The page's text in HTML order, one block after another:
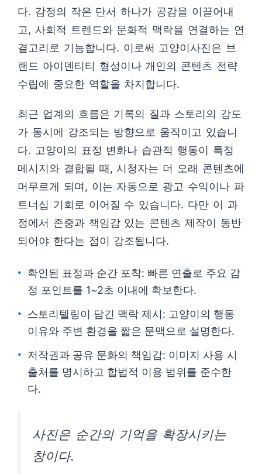
다. 감정의 작은 단서 하나가 공감을 이끌어내
고, 사회적 트렌드와 문화적 맥락을 연결하는 연
결고리로 기능합니다. 이로써 고양이사진은 브
랜드 아이덴티티 형성이나 개인의 콘텐츠 전략
수립에 중요한 역할을 차지합니다.
최근 업계의 흐름은 기록의 질과 스토리의 강도
가 동시에 강조되는 방향으로 움직이고 있습니
다. 고양이의 표정 변화나 습관적 행동이 특정
메시지와 결합될 때, 시청자는 더 오래 콘텐츠에
머무르게 되며, 이는 자동으로 광고 수익이나 파
트너십 기회로 이어질 수 있습니다. 다만 이 과
정에서 존중과 책임감 있는 콘텐츠 제작이 동반
되어야 한다는 점이 강조됩니다.
확인된 표정과 순간 포착: 빠른 연출로 주요 감
정 포인트를 1~2초 이내에 확보한다.
스토리텔링이 담긴 맥락 제시: 고양이의 행동
이유와 주변 환경을 짧은 문맥으로 설명한다.
저작권과 공유 문화의 책임감: 이미지 사용 시
출처를 명시하고 합법적 이용 범위를 준수한
다.
사진은 순간의 기억을 확장시키는
창이다.